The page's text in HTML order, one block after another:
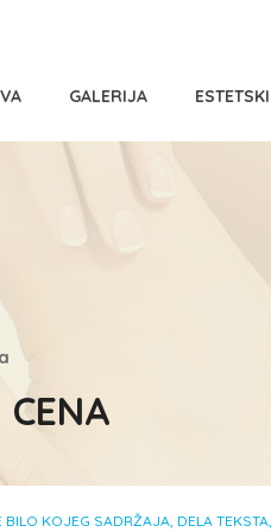
GALERIJA
KOJEG SADRŽAJA, DELA